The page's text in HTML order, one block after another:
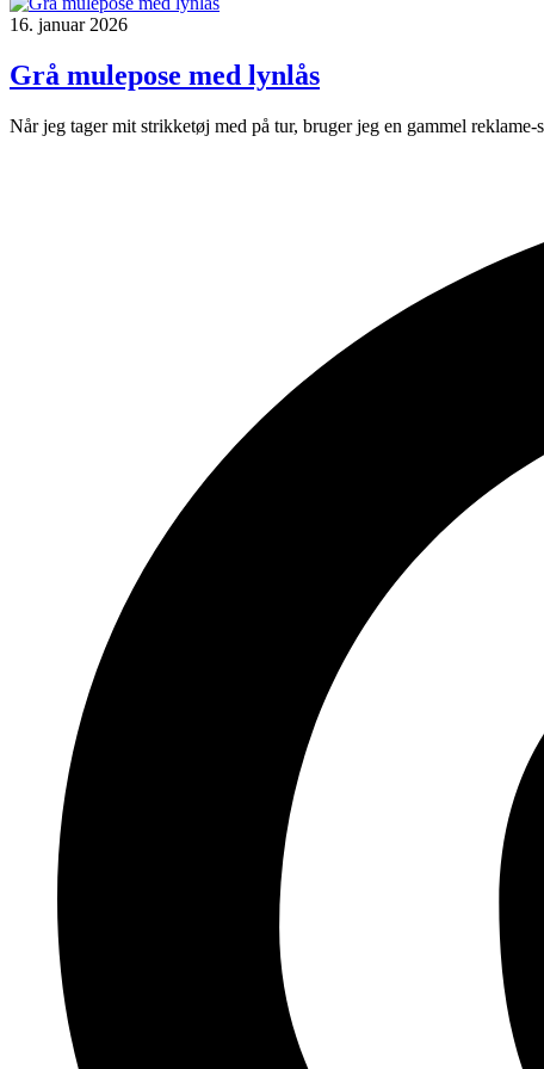
16. januar 2026
Grå mulepose med lynlås
Når jeg tager mit strikketøj med på tur, bruger jeg en gammel